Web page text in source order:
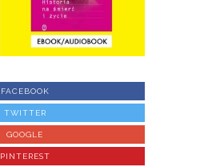
FACEBOOK
TWITTER
GOOGLE
PINTEREST